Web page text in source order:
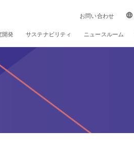
お問い合わせ
開発 サステナビリティ ニュースルーム